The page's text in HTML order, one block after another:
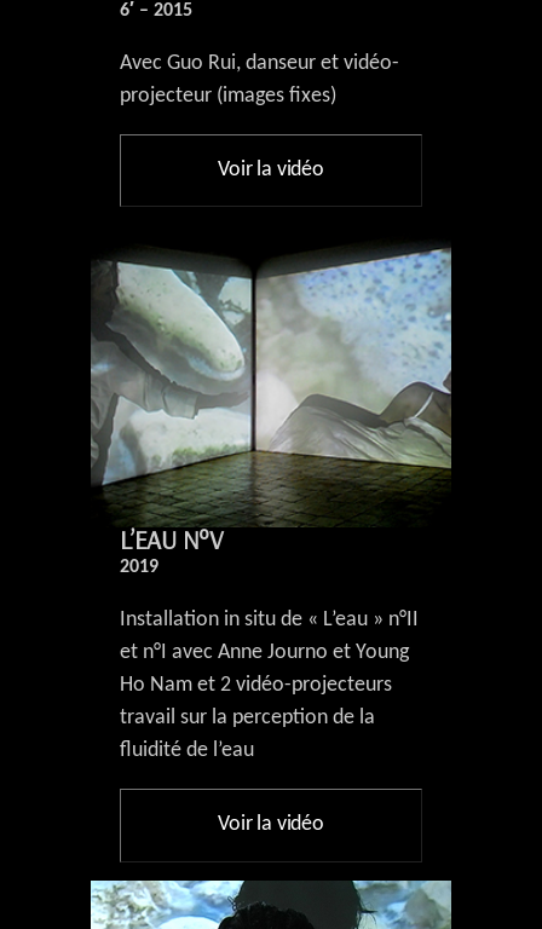
6′ – 2015
Avec Guo Rui, danseur et vidéo-
projecteur (images fixes)
Voir la vidéo
L’EAU N°V
2019
Installation in situ de « L’eau » n°II
et n°I avec Anne Journo et Young
Ho Nam et 2 vidéo-projecteurs
travail sur la perception de la
fluidité de l’eau
Voir la vidéo